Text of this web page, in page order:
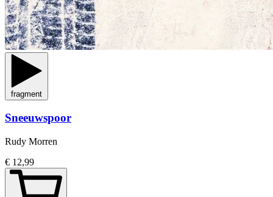
fragment
Sneeuwspoor
Rudy Morren
€ 12,99